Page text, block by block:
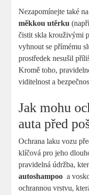
Nezapomínejte také​
měkkou ⁣utěrku
čistit skla krouživými
vyhnout se přímému
prostředek nesušil
Kromě toho,
viditelnost a
Jak mohu
auta před
Ochrana⁣ laku vozu
klíčová pro jeho
pravidelná údržba,
autoshampoo
a
ochrannou vrstvu,